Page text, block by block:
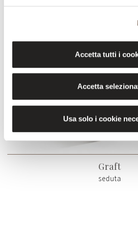
Accetta tutti i
Accetta
Usa solo i cookie
Graft
seduta